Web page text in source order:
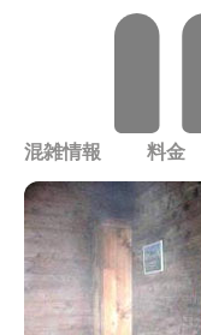
混雑情報 料金